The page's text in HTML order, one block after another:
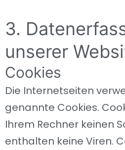
3.
unserer
Cookies
Die Internetseiten
genannte Cookies.
Ihrem Rechner keinen
enthalten keine Viren.